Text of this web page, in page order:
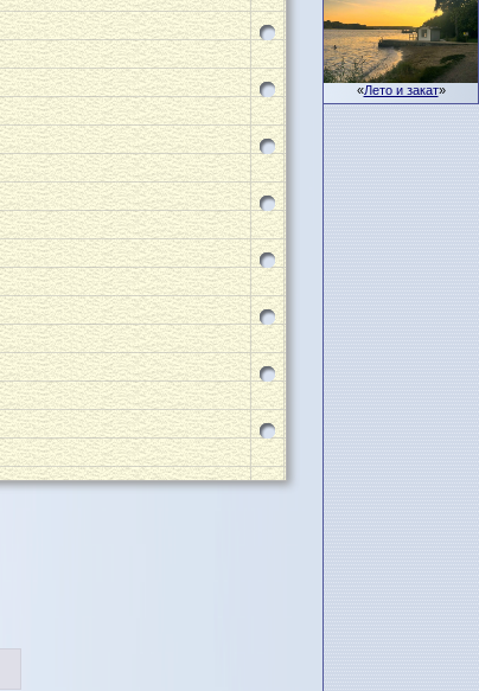
«Лето и закат»